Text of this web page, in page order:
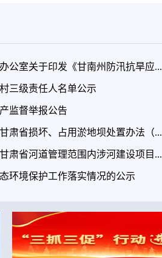
公室关于印发《甘南州防汛抗旱应...
三级责任人名单公示
监督举报公告
肃省损坏、占用淤地坝处置办法（...
肃省河道管理范围内涉河建设项目...
环境保护工作落实情况的公示